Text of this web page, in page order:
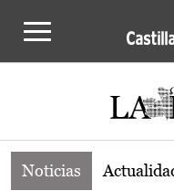
Noticias de la
Noticias